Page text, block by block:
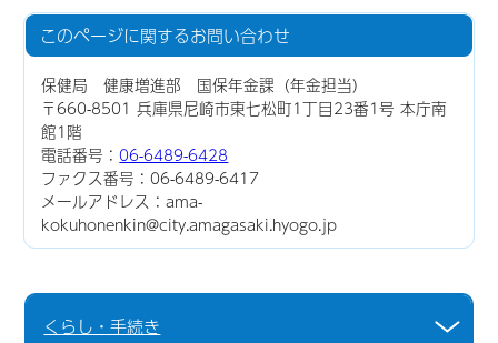
このページに関するお問い合わせ
保健局 健康増進部 国保年金課（年金担当）
〒660-8501 兵庫県尼崎市東七松町1丁目23番1号 本庁南
館1階
電話番号：06-6489-6428
ファクス番号：06-6489-6417
メールアドレス：ama-
kokuhonenkin@city.amagasaki.hyogo.jp
くらし・手続き